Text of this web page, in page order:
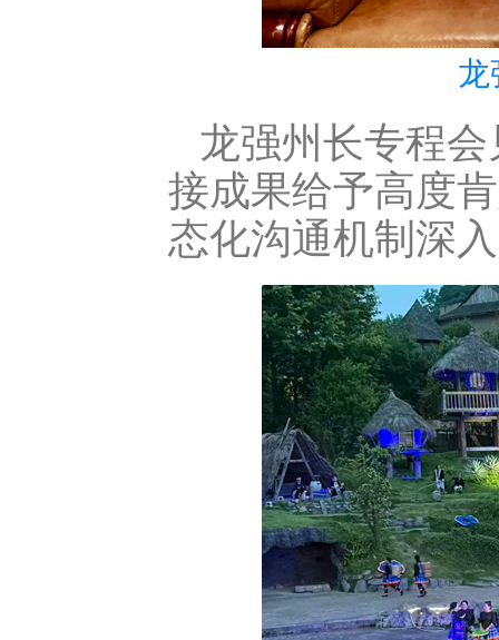
龙
龙强州长专程
接成果给予高度
态化沟通机制深